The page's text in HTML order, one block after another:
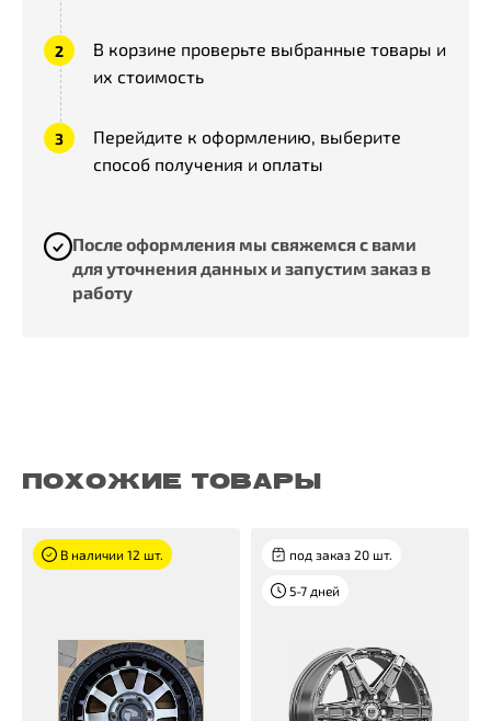
В корзине проверьте выбранные товары и
их стоимость
Перейдите к оформлению, выберите
способ получения и оплаты
После оформления мы свяжемся с вами
для уточнения данных и запустим заказ в
работу
ПОХОЖИЕ ТОВАРЫ
В наличии 12 шт. под заказ 20 шт.
5-7 дней